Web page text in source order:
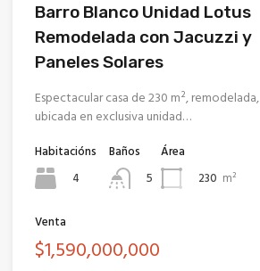
Barro Blanco Unidad Lotus
Remodelada con Jacuzzi y
Paneles Solares
Espectacular casa de 230 m², remodelada,
ubicada en exclusiva unidad…
Habitacións
4
Baños
5
Área
230 m²
Venta
$1,590,000,000